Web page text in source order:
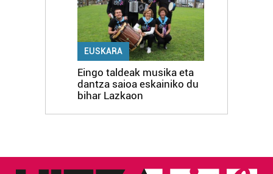
EUSKARA
Eingo taldeak musika eta
dantza saioa eskainiko du
bihar Lazkaon